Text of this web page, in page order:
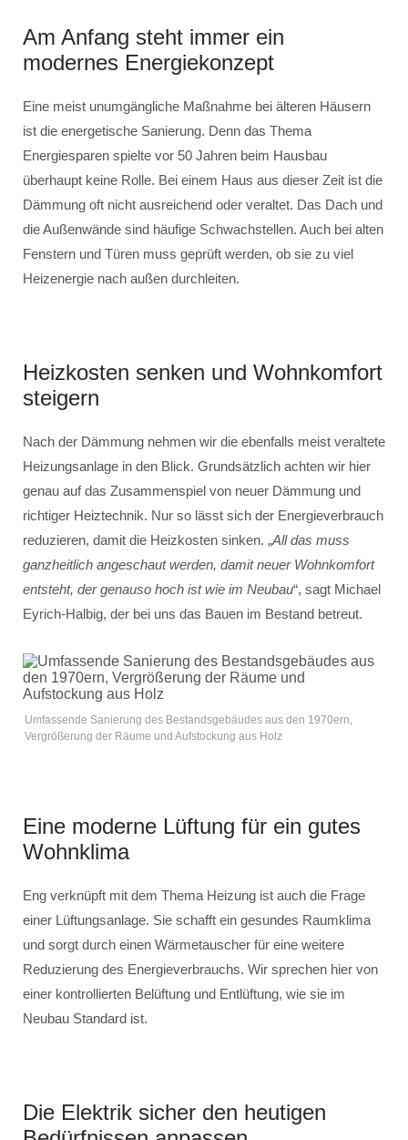
Am Anfang steht immer ein
modernes Energiekonzept
Eine meist unumgängliche Maßnahme bei älteren Häusern
ist die energetische Sanierung. Denn das Thema
Energiesparen spielte vor 50 Jahren beim Hausbau
überhaupt keine Rolle. Bei einem Haus aus dieser Zeit ist die
Dämmung oft nicht ausreichend oder veraltet. Das Dach und
die Außenwände sind häufige Schwachstellen. Auch bei alten
Fenstern und Türen muss geprüft werden, ob sie zu viel
Heizenergie nach außen durchleiten.
Heizkosten senken und Wohnkomfort
steigern
Nach der Dämmung nehmen wir die ebenfalls meist veraltete
Heizungsanlage in den Blick. Grundsätzlich achten wir hier
genau auf das Zusammenspiel von neuer Dämmung und
richtiger Heiztechnik. Nur so lässt sich der Energieverbrauch
reduzieren, damit die Heizkosten sinken. „All das muss
ganzheitlich angeschaut werden, damit neuer Wohnkomfort
entsteht, der genauso hoch ist wie im Neubau“, sagt Michael
Eyrich-Halbig, der bei uns das Bauen im Bestand betreut.
Umfassende Sanierung des Bestandsgebäudes aus den 1970ern,
Vergrößerung der Räume und Aufstockung aus Holz
Eine moderne Lüftung für ein gutes
Wohnklima
Eng verknüpft mit dem Thema Heizung ist auch die Frage
einer Lüftungsanlage. Sie schafft ein gesundes Raumklima
und sorgt durch einen Wärmetauscher für eine weitere
Reduzierung des Energieverbrauchs. Wir sprechen hier von
einer kontrollierten Belüftung und Entlüftung, wie sie im
Neubau Standard ist.
Die Elektrik sicher den heutigen